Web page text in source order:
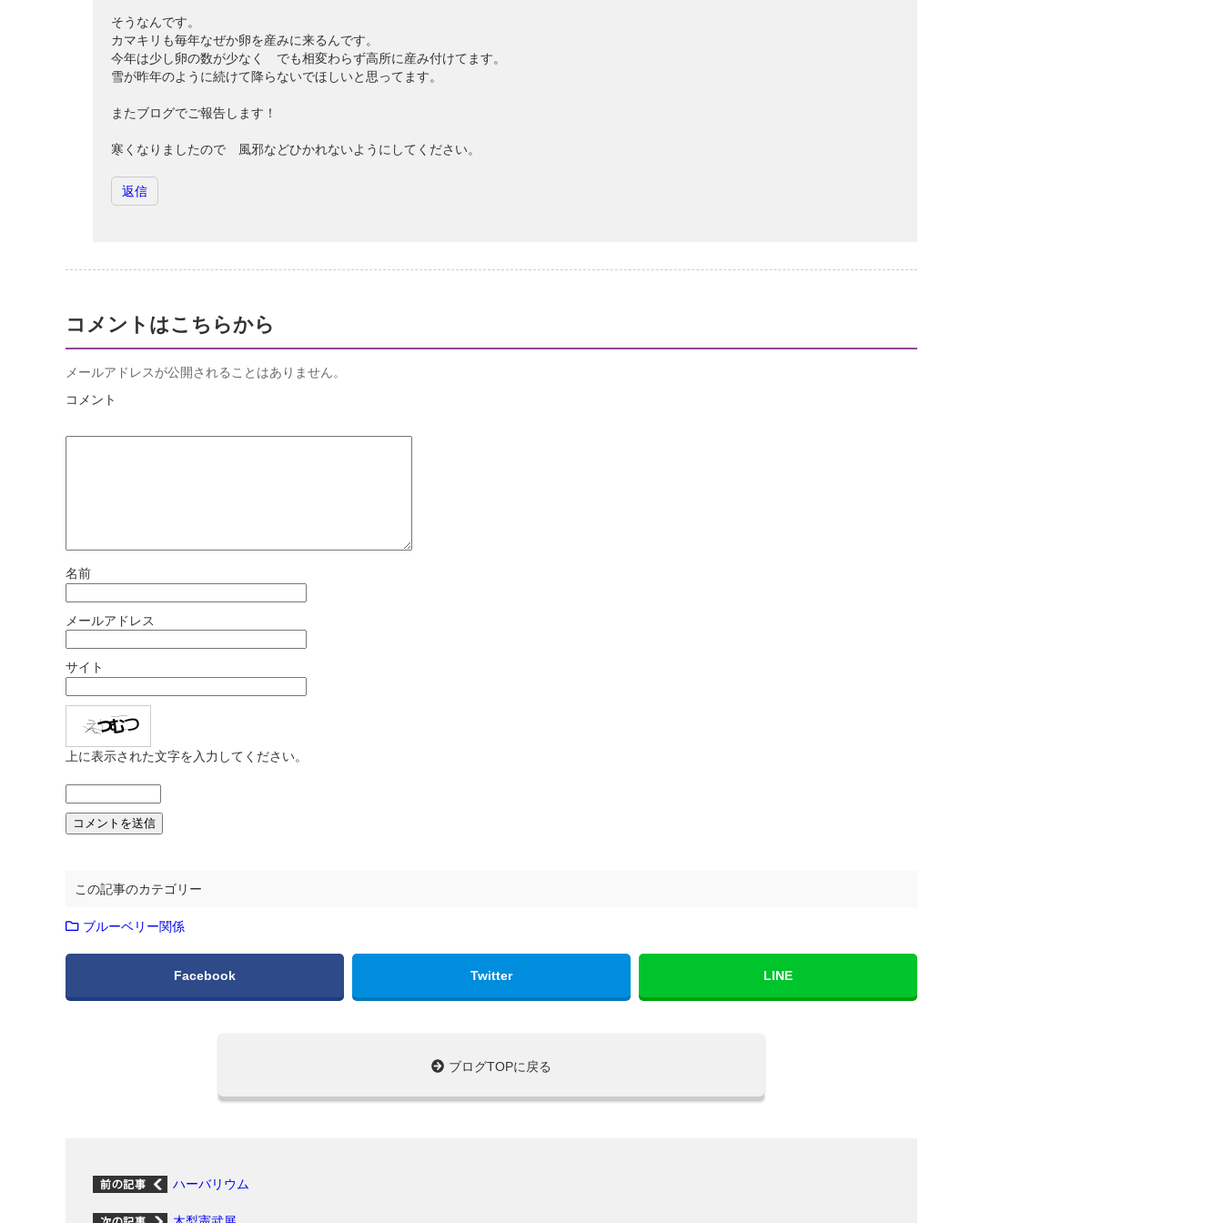
そうなんです。
カマキリも毎年なぜか卵を産みに来るんです。
今年は少し卵の数が少なく でも相変わらず高所に産み付けてます。
雪が昨年のように続けて降らないでほしいと思ってます。
またブログでご報告します！
寒くなりましたので 風邪などひかれないようにしてください。
返信
コメントはこちらから
メールアドレスが公開されることはありません。
コメント
名前
メールアドレス
サイト
上に表示された文字を入力してください。
この記事のカテゴリー
ブルーベリー関係
Facebook Twitter LINE
ブログTOPに戻る
ハーバリウム